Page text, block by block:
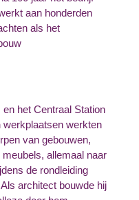
aan honderden
als het
en het Centraal Station
werkplaatsen werkten
van gebouwen,
allemaal naar
de rondleiding
architect bouwde hij